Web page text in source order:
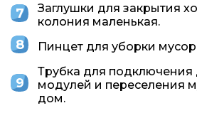
Заглушки для закрытия
колония маленькая.
Пинцет для уборки
Трубка для подключения
модулей и переселения
дом.